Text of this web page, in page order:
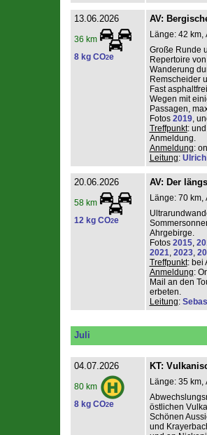
13.06.2026
36 km
8 kg CO2e
AV:
Länge: 42 km,
Große Runde
Repertoire
Wanderung
Remscheider
Fast
Wegen mit
Passagen,
Fotos 2019,
Treffpunkt:
Anmeldung.
Anmeldung:
Leitung:
20.06.2026
58 km
12 kg CO2e
AV: Der
Länge: 70 km,
Ahrgebirge.
Fotos 2015,
2021, 2023,
Treffpunkt: bei
Anmeldung:
Mail an den
erbeten.
Leitung:
Juli
04.07.2026
80 km
8 kg CO2e
KT:
Länge: 35 km,
östlichen
Schönen
und